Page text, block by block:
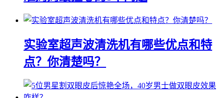
实验室超声波清洗机有哪些优点和特
点？你清楚吗？